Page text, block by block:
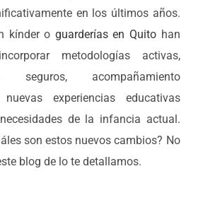
en los últimos años.
kínder o guarderías en Quito han
metodologías activas,
acompañamiento
experiencias educativas
de la infancia actual.
son estos nuevos cambios? No
blog de lo te detallamos.